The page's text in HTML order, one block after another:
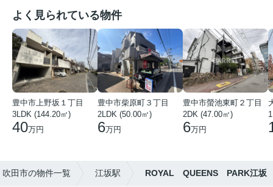
よく見られている物件
豊中市上野坂１丁目
3LDK (144.20㎡)
40万円
豊中市柴原町３丁目
2LDK (50.00㎡)
6万円
豊中市螢池東町２丁目
2DK (47.00㎡)
6万円
吹田市の物件一覧 江坂駅 ROYAL QUEENS PARK江坂